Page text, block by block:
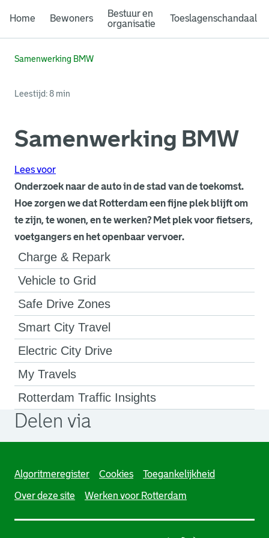
Home Bewoners
Bestuur en
organisatie
Toeslagenschandaal
Samenwerking BMW
Leestijd: 8 min
Samenwerking BMW
Lees voor
Onderzoek naar de auto in de stad van de toekomst.
Hoe zorgen we dat Rotterdam een fijne plek blijft om
te zijn, te wonen, en te werken? Met plek voor fietsers,
voetgangers en het openbaar vervoer.
Charge & Repark
Vehicle to Grid
Safe Drive Zones
Smart City Travel
Electric City Drive
My Travels
Rotterdam Traffic Insights
Delen via
Algoritmeregister Cookies Toegankelijkheid
Over deze site Werken voor Rotterdam